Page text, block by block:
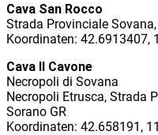
Cava San Rocco
Strada Provinciale
Koordinaten: 42.6913407,
Cava Il Cavone
Necropoli di Sovana
Necropoli Etrusca, Strada
Sorano GR
Koordinaten: 42.658191,